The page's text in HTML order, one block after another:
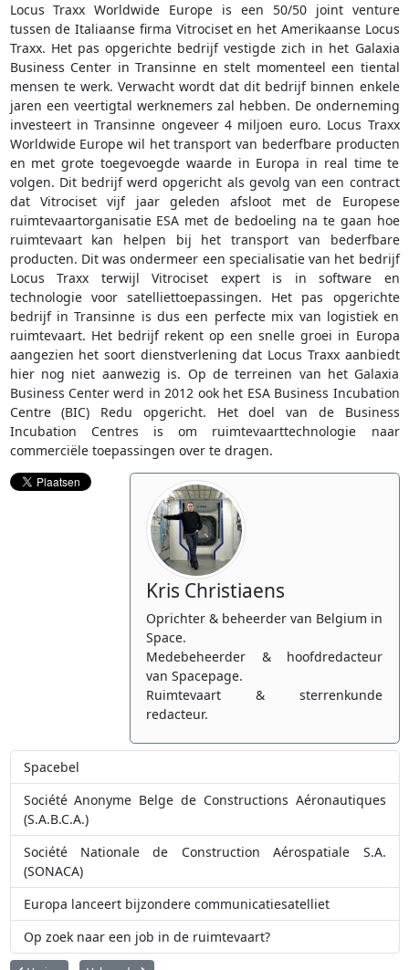
Locus Traxx Worldwide Europe is een 50/50 joint venture
tussen de Italiaanse firma Vitrociset en het Amerikaanse Locus
Traxx. Het pas opgerichte bedrijf vestigde zich in het Galaxia
Business Center in Transinne en stelt momenteel een tiental
mensen te werk. Verwacht wordt dat dit bedrijf binnen enkele
jaren een veertigtal werknemers zal hebben. De onderneming
investeert in Transinne ongeveer 4 miljoen euro. Locus Traxx
Worldwide Europe wil het transport van bederfbare producten
en met grote toegevoegde waarde in Europa in real time te
volgen. Dit bedrijf werd opgericht als gevolg van een contract
dat Vitrociset vijf jaar geleden afsloot met de Europese
ruimtevaartorganisatie ESA met de bedoeling na te gaan hoe
ruimtevaart kan helpen bij het transport van bederfbare
producten. Dit was ondermeer een specialisatie van het bedrijf
Locus Traxx terwijl Vitrociset expert is in software en
technologie voor satelliettoepassingen. Het pas opgerichte
bedrijf in Transinne is dus een perfecte mix van logistiek en
ruimtevaart. Het bedrijf rekent op een snelle groei in Europa
aangezien het soort dienstverlening dat Locus Traxx aanbiedt
hier nog niet aanwezig is. Op de terreinen van het Galaxia
Business Center werd in 2012 ook het ESA Business Incubation
Centre (BIC) Redu opgericht. Het doel van de Business
Incubation Centres is om ruimtevaarttechnologie naar
commerciële toepassingen over te dragen.
Kris Christiaens
Oprichter & beheerder van Belgium in
Space.
Medebeheerder & hoofdredacteur
van Spacepage.
Ruimtevaart & sterrenkunde
redacteur.
Spacebel
Société Anonyme Belge de Constructions Aéronautiques
(S.A.B.C.A.)
Société Nationale de Construction Aérospatiale S.A.
(SONACA)
Europa lanceert bijzondere communicatiesatelliet
Op zoek naar een job in de ruimtevaart?